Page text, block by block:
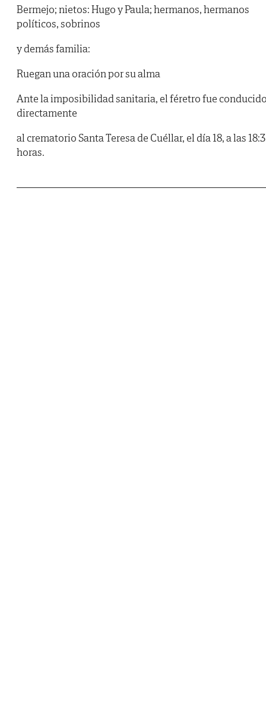
Bermejo; nietos: Hugo y Paula; hermanos, hermanos
políticos, sobrinos
y demás familia:
Ruegan una oración por su alma
Ante la imposibilidad sanitaria, el féretro fue
directamente
al crematorio Santa Teresa de Cuéllar, el día 18, a las
horas.